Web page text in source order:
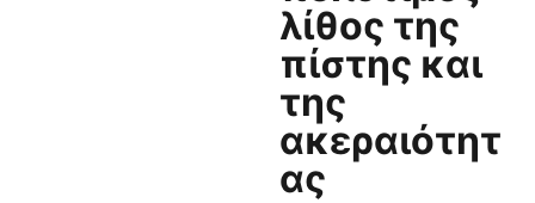
λίθος της
πίστης και
της
ακεραιότητ
ας